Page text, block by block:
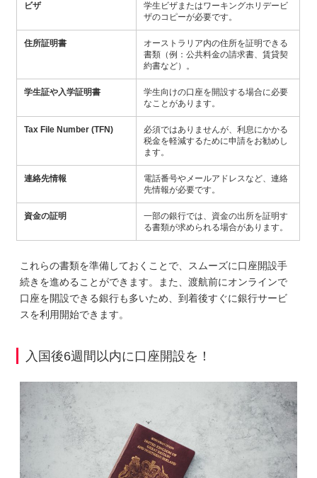
ビザ
学生ビザまたはワーキングホリデービ
ザのコピーが必要です。
住所証明書
オーストラリア内の住所を証明できる
書類（例：公共料金の請求書、賃貸契
約書など）。
学生証や入学証明書
学生向けの口座を開設する場合に必要
なことがあります。
Tax File Number (TFN)
必須ではありませんが、利息にかかる
税金を軽減するために申請をお勧めし
ます。
連絡先情報
電話番号やメールアドレスなど、連絡
先情報が必要です。
資金の証明
一部の銀行では、資金の出所を証明す
る書類が求められる場合があります。
これらの書類を準備しておくことで、スムーズに口座開設手
続きを進めることができます。また、渡航前にオンラインで
口座を開設できる銀行も多いため、到着後すぐに銀行サービ
スを利用開始できます。
入国後6週間以内に口座開設を！